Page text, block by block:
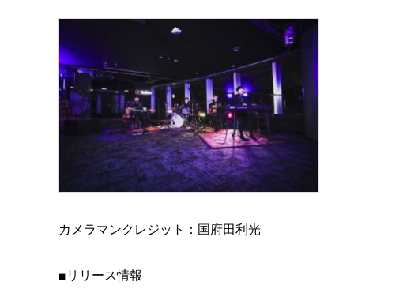
カメラマンクレジット：国府田利光
■リリース情報